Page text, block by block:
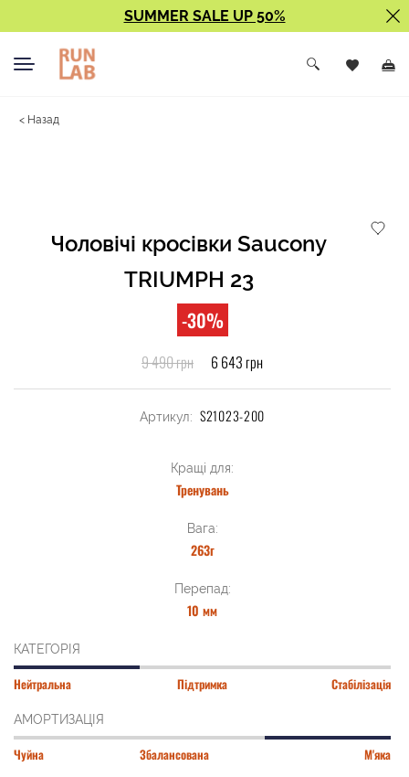
SUMMER SALE UP 50%
< Назад
Чоловічі кросівки Saucony
TRIUMPH 23
-30%
9 490 грн 6 643 грн
Артикул: S21023-200
Кращі для:
Тренувань
Вага:
263г
Перепад:
10 мм
КАТЕГОРІЯ
Нейтральна Підтримка Стабілізація
АМОРТИЗАЦІЯ
Чуйна Збалансована М'яка